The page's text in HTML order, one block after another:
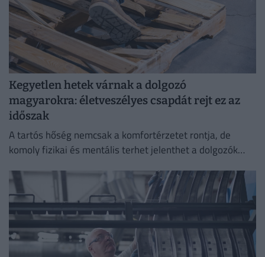
Kegyetlen hetek várnak a dolgozó
magyarokra: életveszélyes csapdát rejt ez az
időszak
A tartós hőség nemcsak a komfortérzetet rontja, de
komoly fizikai és mentális terhet jelenthet a dolgozók